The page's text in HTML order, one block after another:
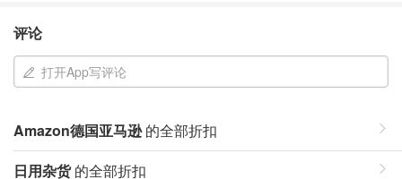
评论
打开App写评论
Amazon德国亚马逊的全部折扣
日用杂货的全部折扣